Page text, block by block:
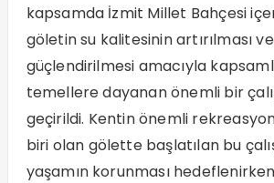
kapsamda İzmit Millet Bahçesi
göletin su kalitesinin artırılması
güçlendirilmesi amacıyla
temellere dayanan önemli bir
geçirildi. Kentin önemli
biri olan gölette başlatılan bu
yaşamın korunması